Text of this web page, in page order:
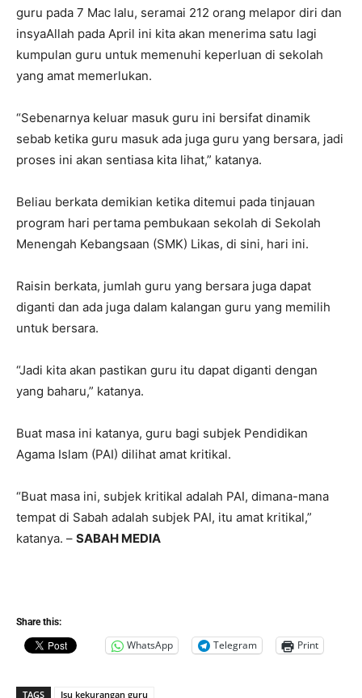
guru pada 7 Mac lalu, seramai 212 orang melapor diri dan
insyaAllah pada April ini kita akan menerima satu lagi
kumpulan guru untuk memenuhi keperluan di sekolah
yang amat memerlukan.
“Sebenarnya keluar masuk guru ini bersifat dinamik
sebab ketika guru masuk ada juga guru yang bersara, jadi
proses ini akan sentiasa kita lihat,” katanya.
Beliau berkata demikian ketika ditemui pada tinjauan
program hari pertama pembukaan sekolah di Sekolah
Menengah Kebangsaan (SMK) Likas, di sini, hari ini.
Raisin berkata, jumlah guru yang bersara juga dapat
diganti dan ada juga dalam kalangan guru yang memilih
untuk bersara.
“Jadi kita akan pastikan guru itu dapat diganti dengan
yang baharu,” katanya.
Buat masa ini katanya, guru bagi subjek Pendidikan
Agama Islam (PAI) dilihat amat kritikal.
“Buat masa ini, subjek kritikal adalah PAI, dimana-mana
tempat di Sabah adalah subjek PAI, itu amat kritikal,”
katanya. – SABAH MEDIA
Share this:
WhatsApp Telegram Print
TAGS Isu kekurangan guru